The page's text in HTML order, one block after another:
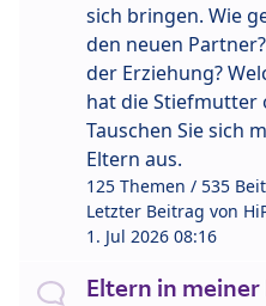
sich bringen. Wie
den neuen
der Erziehung?
hat die Stiefmutter
Tauschen Sie sich
Eltern aus.
125 Themen / 535
Letzter Beitrag von
1. Jul 2026 08:16
Eltern in meiner